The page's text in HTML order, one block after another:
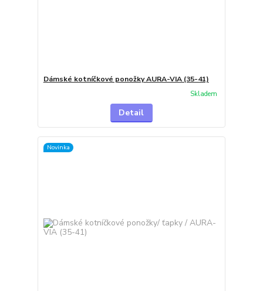
Dámské kotníčkové ponožky AURA-VIA (35-41)
Skladem
Detail
Novinka